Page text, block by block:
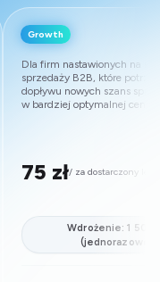
Growth
Dla firm nastawionych na
sprzedaży B2B, które
dopływu nowych szans
w bardziej optymalnej cenie.
75 zł/ za dostarczony lead
Wdrożenie: 1 500
(jednorazowo)